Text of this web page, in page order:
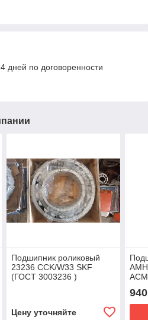
дней по договоренности
Подшипник роликовый
23236 CCK/W33 SKF
(ГОСТ 3003236 )
Цену уточняйте